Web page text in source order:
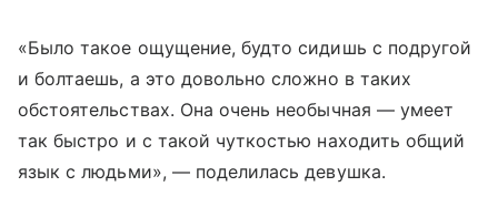
«Было такое ощущение, будто сидишь с подругой
и болтаешь, а это довольно сложно в таких
обстоятельствах. Она очень необычная — умеет
так быстро и с такой чуткостью находить общий
язык с людьми», — поделилась девушка.